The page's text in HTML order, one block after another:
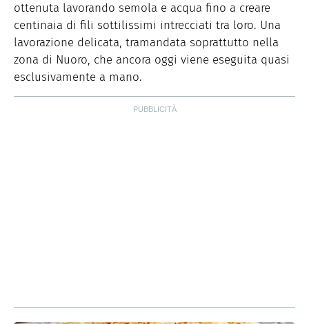
ottenuta lavorando semola e acqua fino a creare
centinaia di fili sottilissimi intrecciati tra loro. Una
lavorazione delicata, tramandata soprattutto nella
zona di Nuoro, che ancora oggi viene eseguita quasi
esclusivamente a mano.